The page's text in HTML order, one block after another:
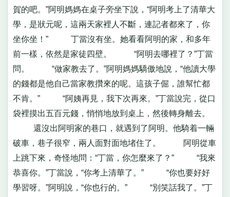
賀的吧。”阿明媽媽在桌子旁坐下說，“阿明考上了清華大
學，是狀元呢，這兩天家裡人不斷，連記者都來了，你
坐你坐！” 丁當沒有坐。她看看阿明的家，和多年
前一樣，依然是家徒四壁。 “阿明去哪裡了？”丁當
問。 “做家教去了。”阿明媽媽驕傲地說，“他讀大學
的錢都是他自己當家教攢來的呢。這孩子倔，誰幫忙都
不肯。” “阿姨再見，我下次再來。”丁當說完，從口
袋裡摸出五百元錢，悄悄地放到桌上，然後轉身離去。
還沒出阿明家的巷口，就遇到了阿明。他騎着一輛
破車，巷子很窄，兩人面對面地堵住了。 阿明從車
上跳下來，奇怪地問：“丁當，你怎麼來了？” “我來
恭喜你。”丁當說，“你考上清華了。” “你也要好好
學習呀。”阿明說，“你也行的。” “別笑話我了。”丁